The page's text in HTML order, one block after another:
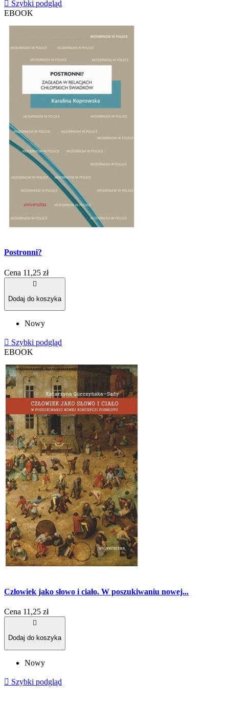
 Szybki podgląd
EBOOK
Postronni?
Cena 11,25 zł

Dodaj do koszyka
Nowy
 Szybki podgląd
EBOOK
Człowiek jako słowo i ciało. W poszukiwaniu nowej...
Cena 11,25 zł

Dodaj do koszyka
Nowy
 Szybki podgląd